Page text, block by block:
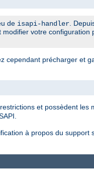
de isapi-handler .
votre configuration
cependant précharger et
et possèdent les
à propos du support